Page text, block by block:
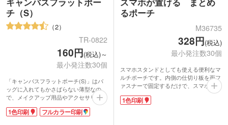
チ（S）
2
TR-0822
160円(税込)～
最小発注数30個
「キャンバスフラットポーチ(S)」はバ
ッグに入れてもかさばらない薄型なの
で、メイクアップ用品やアクセサリー、
ステーショナリーなどの持ち運びに便
利。
1色印刷 フルカラー印刷
るポーチ
M36735
328円(税込)
最小発注数30個
スマホスタンドとしても使える便利なマ
ルチポーチです。内側の仕切り板を面フ
ァスナーで固定するだけで、スマホを横
向きに立てかけられます。内ポケットが
多く、筆記用具はもちろん通帳や充電ケ
1色印刷